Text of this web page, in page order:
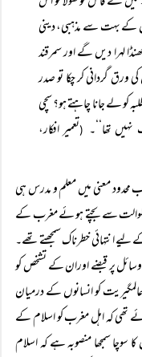
کے بہت سے مذہبی، دینی
لہرا دیں گے اور سمرقند
گردانی کر چکا تو صدر
کو لے جانا چاہتے ہو؟ سچی
تھا‘‘۔ (تعمیر افکار،
معنی میں معلم و مدرس ہی
طوالت سے بچتے ہو ئے مغرب کے
لیے انتہائی خطرناک سمجھتے تھے۔
پر قبضے اوران کے تشخص کو
کو انسانوں کے درمیان
تھی کہ اہل مغرب کو اسلام کے
سوچا سمجھا منصوبہ ہے کہ اسلام